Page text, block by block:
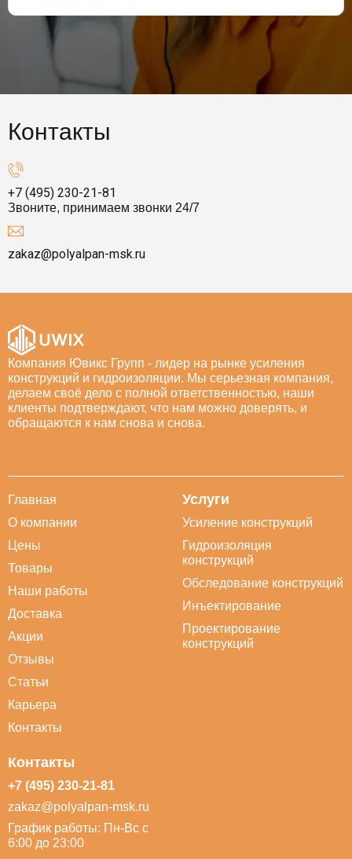
Контакты
+7 (495) 230-21-81
Звоните, принимаем звонки 24/7
zakaz@polyalpan-msk.ru
Компания Ювикс Групп - лидер на рынке усиления
конструкций и гидроизоляции. Мы серьезная компания,
делаем своё дело с полной ответственностью, наши
клиенты подтверждают, что нам можно доверять, и
обращаются к нам снова и снова.
Главная
О компании
Цены
Товары
Наши работы
Доставка
Акции
Отзывы
Статьи
Карьера
Контакты
Услуги
Усиление конструкций
Гидроизоляция
конструкций
Обследование конструкций
Инъектирование
Проектирование
конструкций
Контакты
+7 (495) 230-21-81
zakaz@polyalpan-msk.ru
График работы: Пн-Вс с
6:00 до 23:00